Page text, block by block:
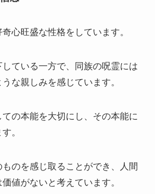
心旺盛な性格をしています。
ている一方で、同族の呪霊には
な親しみを感じています。
の本能を大切にし、その本能に
。
のを感じ取ることができ、人間
値がないと考えています。